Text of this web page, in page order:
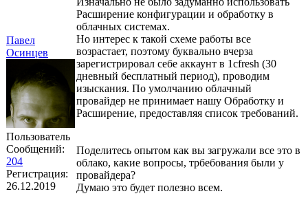
Павел
Осинцев
Пользователь
Сообщений:
204
Регистрация:
26.12.2019
Расширение конфигурации и обработку в
облачных системах.
Но интерес к такой схеме работы все
возрастает, поэтому буквально вчерза
зарегистрировал себе аккаунт в 1cfresh (30
дневный бесплатный период), проводим
изыскания. По умолчанию облачный
провайдер не принимает нашу Обработку и
Расширение, предоставляя список требований.
Поделитесь опытом как вы загружали все это в
облако, какие вопросы, трбебования были у
провайдера?
Думаю это будет полезно всем.